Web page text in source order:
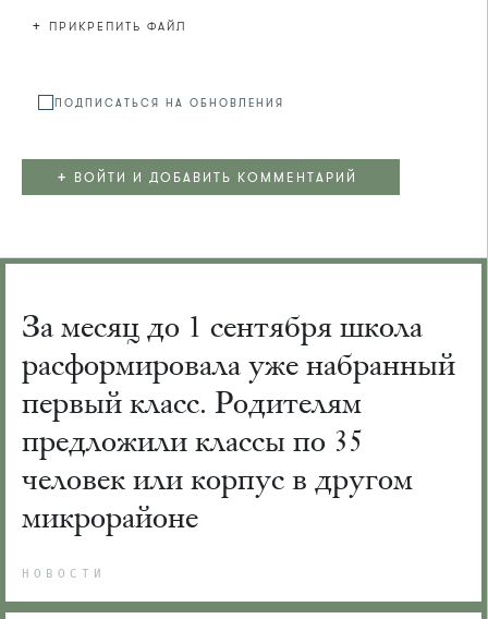
+ ПРИКРЕПИТЬ ФАЙЛ
ПОДПИСАТЬСЯ НА ОБНОВЛЕНИЯ
+ ВОЙТИ И ДОБАВИТЬ КОММЕНТАРИЙ
За месяц до 1 сентября школа
расформировала уже набранный
первый класс. Родителям
предложили классы по 35
человек или корпус в другом
микрорайоне
НОВОСТИ